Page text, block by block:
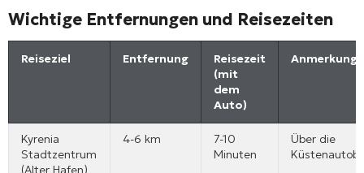
Wichtige Entfernungen und Reisezeiten
Reiseziel Entfernung
Reisezeit
(mit
dem
Auto)
Kyrenia
Stadtzentrum
(Alter Hafen)
4-6 km
7-10
Minuten
Über die